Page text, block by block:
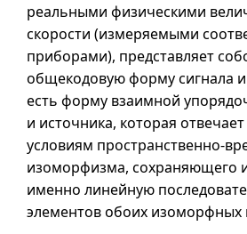
реальными физическими
скорости (измеряемыми
приборами), представляет
общекодовую форму сигнала
есть форму взаимной
и источника, которая
условиям пространственно-
изоморфизма, сохраняющего
именно линейную
элементов обоих изоморфных